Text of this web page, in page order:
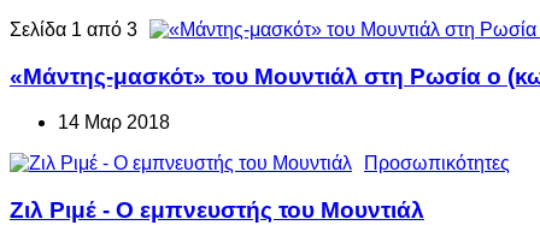
Σελίδα 1 από 3
«Μάντης-μασκότ» του Μουντιάλ στη Ρωσία ο
14 Μαρ 2018
Προσωπικότητες
Ζιλ Ριμέ - Ο εμπνευστής του Μουντιάλ